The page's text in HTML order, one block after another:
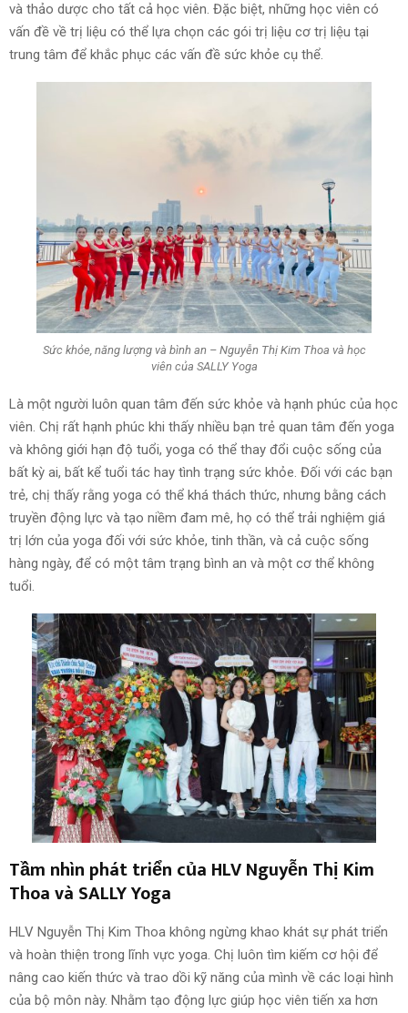
và thảo dược cho tất cả học viên. Đặc biệt, những học viên có
vấn đề về trị liệu có thể lựa chọn các gói trị liệu cơ trị liệu tại
trung tâm để khắc phục các vấn đề sức khỏe cụ thể.
Sức khỏe, năng lượng và bình an – Nguyễn Thị Kim Thoa và học
viên của SALLY Yoga
Là một người luôn quan tâm đến sức khỏe và hạnh phúc của học
viên. Chị rất hạnh phúc khi thấy nhiều bạn trẻ quan tâm đến yoga
và không giới hạn độ tuổi, yoga có thể thay đổi cuộc sống của
bất kỳ ai, bất kể tuổi tác hay tình trạng sức khỏe. Đối với các bạn
trẻ, chị thấy rằng yoga có thể khá thách thức, nhưng bằng cách
truyền động lực và tạo niềm đam mê, họ có thể trải nghiệm giá
trị lớn của yoga đối với sức khỏe, tinh thần, và cả cuộc sống
hàng ngày, để có một tâm trạng bình an và một cơ thể không
tuổi.
Tầm nhìn phát triển của HLV Nguyễn Thị Kim
Thoa và SALLY Yoga
HLV Nguyễn Thị Kim Thoa không ngừng khao khát sự phát triển
và hoàn thiện trong lĩnh vực yoga. Chị luôn tìm kiếm cơ hội để
nâng cao kiến thức và trao dồi kỹ năng của mình về các loại hình
của bộ môn này. Nhằm tạo động lực giúp học viên tiến xa hơn